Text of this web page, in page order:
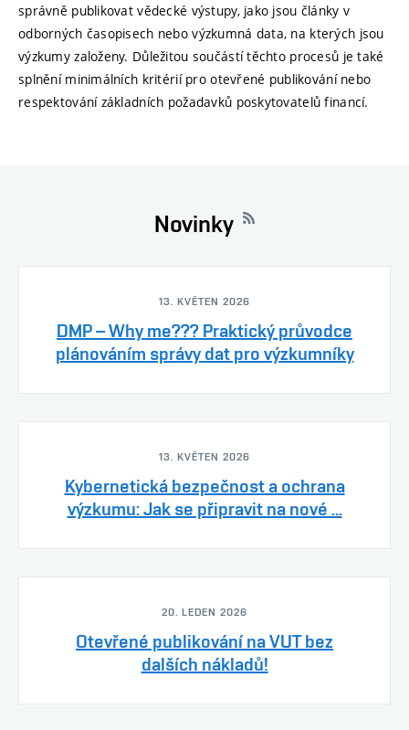
správně publikovat vědecké výstupy, jako jsou články v
odborných časopisech nebo výzkumná data, na kterých jsou
výzkumy založeny. Důležitou součástí těchto procesů je také
splnění minimálních kritérií pro otevřené publikování nebo
respektování základních požadavků poskytovatelů financí.
Novinky
13. KVĚTEN 2026
DMP – Why me??? Praktický průvodce
plánováním správy dat pro výzkumníky
13. KVĚTEN 2026
Kybernetická bezpečnost a ochrana
výzkumu: Jak se připravit na nové ...
20. LEDEN 2026
Otevřené publikování na VUT bez
dalších nákladů!